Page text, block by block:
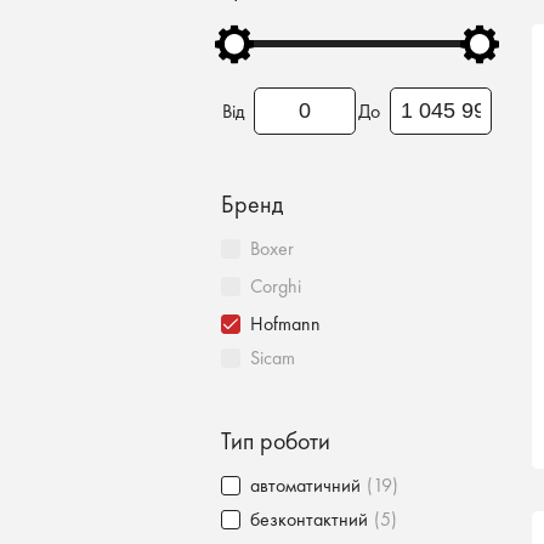
Від До
Бренд
Boxer
Corghi
Hofmann
Sicam
Тип роботи
автоматичний (19)
безконтактний (5)